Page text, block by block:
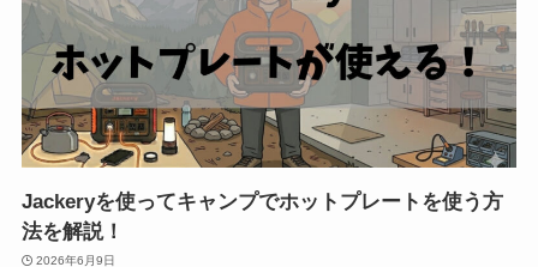
Jackeryを使ってキャンプでホットプレートを使う方
法を解説！
2026年6月9日